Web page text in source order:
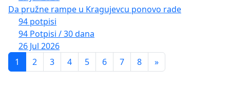
Da pružne rampe u Kragujevcu ponovo rade
94 potpisi
94 Potpisi / 30 dana
26 Jul 2026
1
2 3 4 5 6 7 8 »